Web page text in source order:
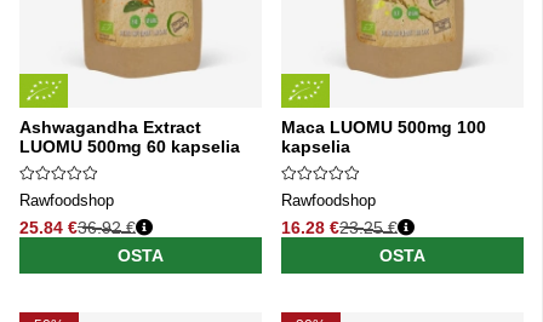
Ashwagandha Extract
LUOMU 500mg 60 kapselia
Rawfoodshop
25.84 €
Normaali hinta
36.92 €
OSTA
Maca LUOMU 500mg 100
kapselia
Rawfoodshop
16.28 €
Normaali hinta
23.25 €
OSTA